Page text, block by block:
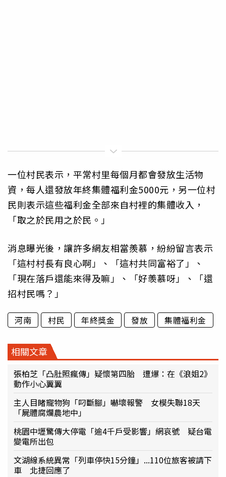
一位村民表示，平常村里每個月都會發放生活物
資，每人還發放年終集體福利金5000元，另一位村
民則表示這些福利金全部來自村裡的集體收入，
「取之於民用之於民。」
消息曝光後，讓許多網友相當羨慕，紛紛留言表示
「這村村長有良心啊」、「這村共同富裕了」、
「現在落戶還能來得及嘛」、「好羡慕呀」、「還
招村民嗎？」
河南 村民 年終獎金 發放 集體福利金
相關文章
張柏芝「凸肚照瘋傳」疑懷第四胎 遭爆：在《浪姐2》
動作小心翼翼
主人目睹寵物狗「叼斷腳」嚇壞報警 女模失聯18天
「屍體腐爛農地中」
桃園中壢驚傳大停電「逾4千戶受影響」網哀號 疑台電
變電所出包
文湖線系統異常「列車停快15分鐘」...110位旅客被請下
車 北捷回應了